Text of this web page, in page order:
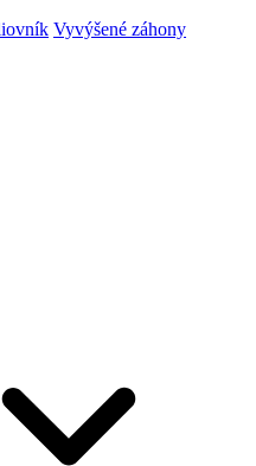
Vyvýšené záhony